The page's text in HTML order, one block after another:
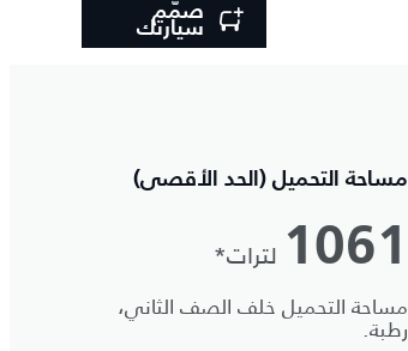
صمّم
سيارتك
مساحة التحميل (الحد الأقصى)
1061 لترات*
مساحة التحميل خلف الصف الثاني،
رطبة.